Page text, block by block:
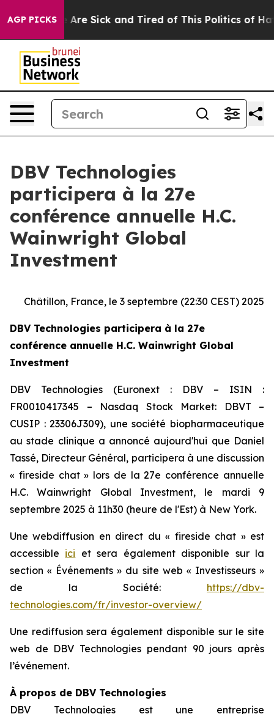
AGP PICKS
“People Are Sick and Tired of This Politics of
DBV Technologies
participera à la 27e
conférence annuelle H.C.
Wainwright Global
Investment
Châtillon, France, le 3 septembre (22:30 CEST) 2025
DBV Technologies participera à la 27e
conférence annuelle H.C. Wainwright Global
Investment
DBV Technologies (Euronext : DBV – ISIN :
FR0010417345 – Nasdaq Stock Market: DBVT –
CUSIP : 23306J309), une société biopharmaceutique
au stade clinique a annoncé aujourd'hui que Daniel
Tassé, Directeur Général, participera à une discussion
« fireside chat » lors de la 27e conférence annuelle
H.C. Wainwright Global Investment, le mardi 9
septembre 2025 à 11h30 (heure de l'Est) à New York.
Une webdiffusion en direct du « fireside chat » est
accessible ici et sera également disponible sur la
section « Événements » du site web « Investisseurs »
de la Société: https://dbv-
technologies.com/fr/investor-overview/
Une rediffusion sera également disponible sur le site
web de DBV Technologies pendant 90 jours après
l’événement.
À propos de DBV Technologies
DBV Technologies est une entreprise